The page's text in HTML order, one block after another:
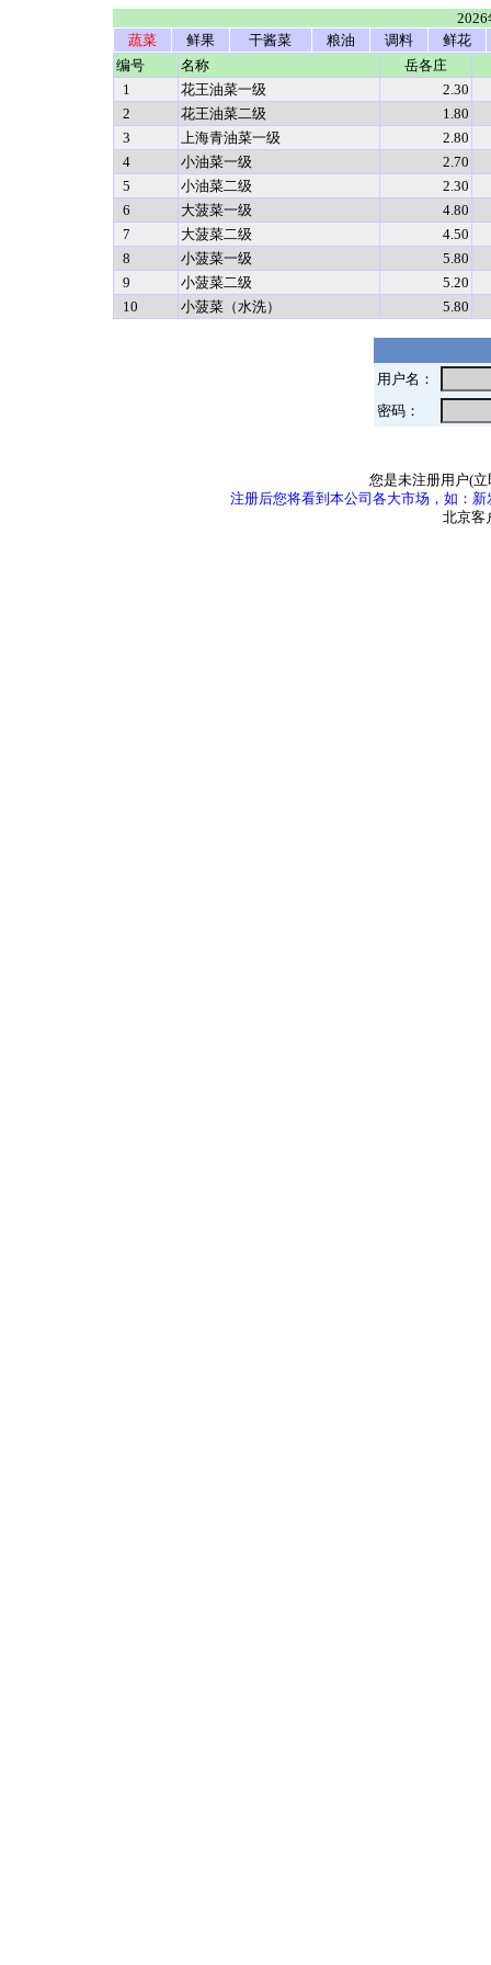
蔬菜
鲜果 干酱菜 粮油 调料
鲜花
编号
名称
岳各庄
1
花王油菜一级
2.30
2
花王油菜二级
1.80
3
上海青油菜一级
2.80
4
小油菜一级
2.70
5
小油菜二级
2.30
6
大菠菜一级
4.80
7
大菠菜二级
4.50
8
小菠菜一级
5.80
9
小菠菜二级
5.20
10
小菠菜（水洗） 5.80
用户名：
密码：
您是未注册用户(立
注册后您将看到本公司各大市场，如：
北京客